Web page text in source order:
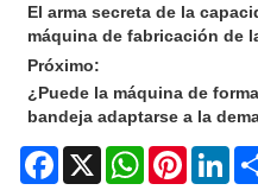
El arma secreta de la
máquina de fabricación de
Próximo:
¿Puede la máquina de
bandeja adaptarse a la
Facebook
X WhatsAppPinterest